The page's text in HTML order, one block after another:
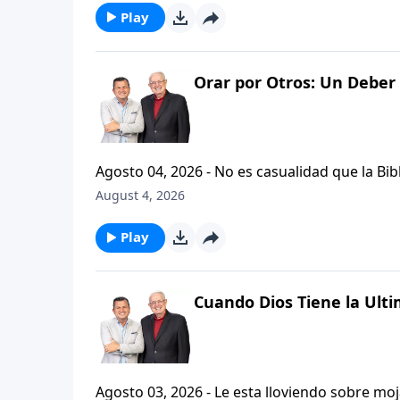
Play
Orar por Otros: Un Deber
Agosto 04, 2026 - No es casualidad que la Biblia contenga
profetas, apostoles...de gente comun y
especifica.
August 4, 2026
Play
Cuando Dios Tiene la
Agosto 03, 2026 - Le esta lloviendo sobre mojado? Siente que el dolor y el sufrimiento se han